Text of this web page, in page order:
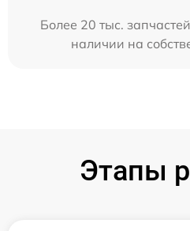
Более 20 тыс.
наличии на
Этапы